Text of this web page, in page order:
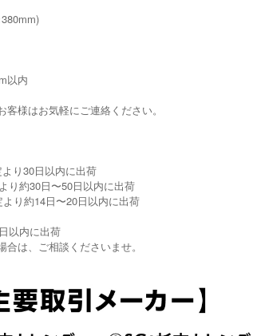
以内
客様はお気軽にご連絡ください。
り30日以内に出荷
り約30日〜50日以内に出荷
り約14日〜20日以内に出荷
以内に出荷
合は、ご相談くださいませ。